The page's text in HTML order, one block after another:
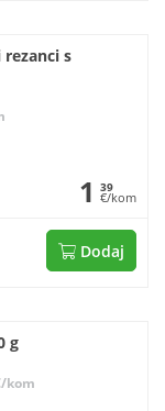
rezanci s
1 39
€/kom
Dodaj
g
kom